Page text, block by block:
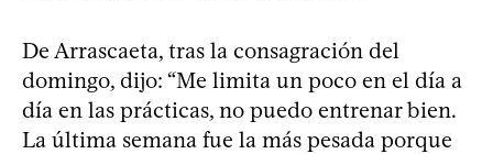
De Arrascaeta, tras la consagración del
domingo, dijo: “Me limita un poco en el día a
día en las prácticas, no puedo entrenar bien.
La última semana fue la más pesada porque